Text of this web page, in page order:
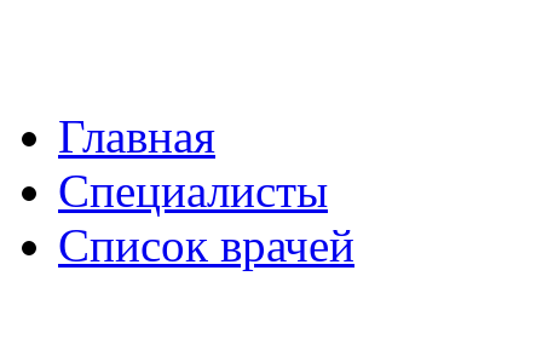
Главная
Специалисты
Список врачей